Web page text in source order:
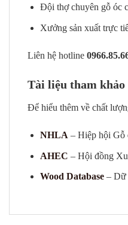
Đội thợ chuyên gỗ óc
Xưởng sản xuất trực
Liên hệ hotline
Tài liệu tham khảo
Để hiểu thêm về chất
NHLA – Hiệp hội Gỗ
AHEC – Hội đồng
Wood Database– Dữ